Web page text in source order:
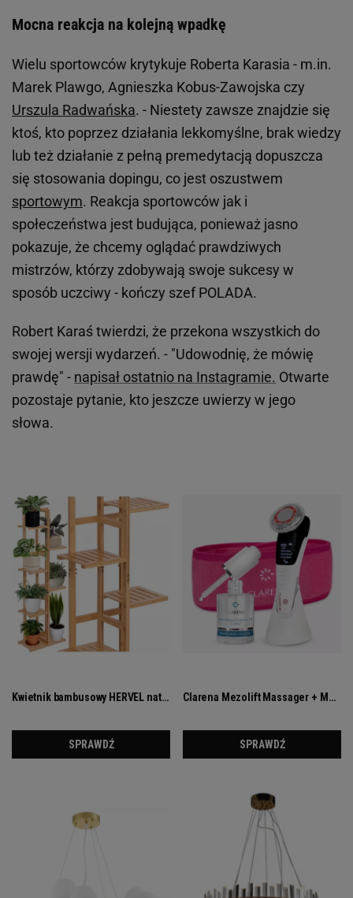
Mocna reakcja na kolejną wpadkę
Wielu sportowców krytykuje Roberta Karasia - m.in.
Marek Plawgo, Agnieszka Kobus-Zawojska czy
Urszula Radwańska. - Niestety zawsze znajdzie się
ktoś, kto poprzez działania lekkomyślne, brak wiedzy
lub też działanie z pełną premedytacją dopuszcza
się stosowania dopingu, co jest oszustwem
sportowym. Reakcja sportowców jak i
społeczeństwa jest budująca, ponieważ jasno
pokazuje, że chcemy oglądać prawdziwych
mistrzów, którzy zdobywają swoje sukcesy w
sposób uczciwy - kończy szef POLADA.
Robert Karaś twierdzi, że przekona wszystkich do
swojej wersji wydarzeń. - "Udowodnię, że mówię
prawdę" - napisał ostatnio na Instagramie. Otwarte
pozostaje pytanie, kto jeszcze uwierzy w jego
słowa.